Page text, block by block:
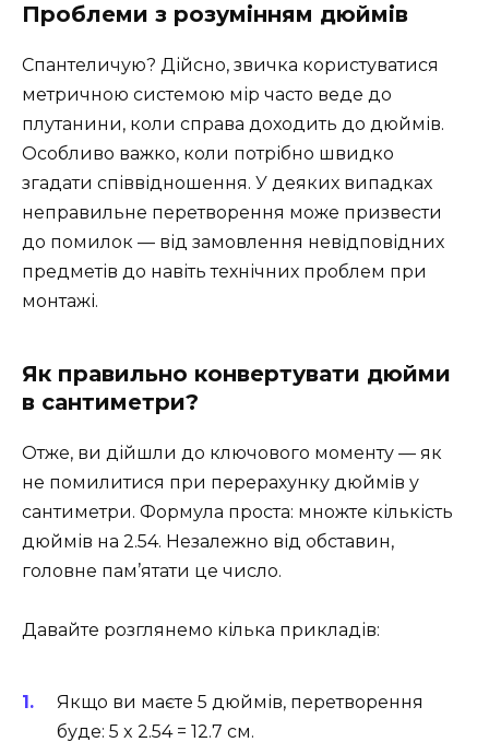
Проблеми з розумінням дюймів
Спантеличую? Дійсно, звичка користуватися
метричною системою мір часто веде до
плутанини, коли справа доходить до дюймів.
Особливо важко, коли потрібно швидко
згадати співвідношення. У деяких випадках
неправильне перетворення може призвести
до помилок — від замовлення невідповідних
предметів до навіть технічних проблем при
монтажі.
Як правильно конвертувати дюйми
в сантиметри?
Отже, ви дійшли до ключового моменту — як
не помилитися при перерахунку дюймів у
сантиметри. Формула проста: множте кількість
дюймів на 2.54. Незалежно від обставин,
головне пам’ятати це число.
Давайте розглянемо кілька прикладів:
Якщо ви маєте 5 дюймів, перетворення
буде: 5 x 2.54 = 12.7 см.